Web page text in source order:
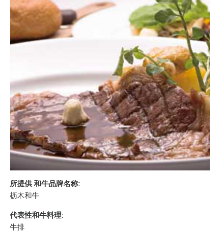
所提供 和牛品牌名称:
枥木和牛
代表性和牛料理:
牛排